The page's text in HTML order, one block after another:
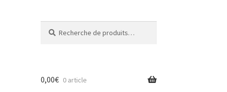
pour :
0,00€ 0 article